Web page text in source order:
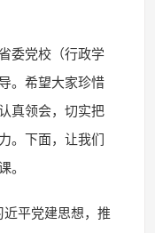
委党校（行政学
。希望大家珍惜
真领会，切实把
。下面，让我们
。
近平党建思想，推